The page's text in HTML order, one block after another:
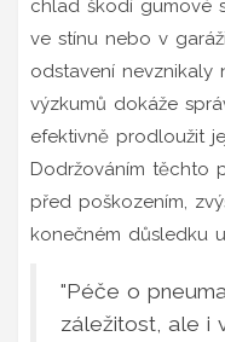
chlad škodí gumové
ve stínu nebo v
odstavení nevznikaly
výzkumů dokáže
efektivně prodloužit
Dodržováním těchto
před poškozením,
konečném důsledku
"Péče o
záležitost, ale i